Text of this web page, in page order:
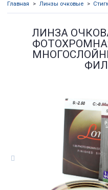
Главная Линзы очковые
ЛИНЗА